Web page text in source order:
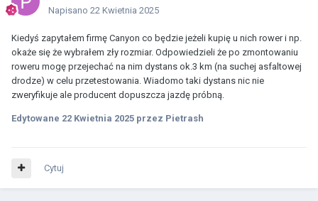
Napisano 22 Kwietnia 2025
Kiedyś zapytałem firmę Canyon co będzie jeżeli kupię u nich rower i np.
okaże się że wybrałem zły rozmiar. Odpowiedzieli że po zmontowaniu
roweru mogę przejechać na nim dystans ok.3 km (na suchej asfaltowej
drodze) w celu przetestowania. Wiadomo taki dystans nic nie
zweryfikuje ale producent dopuszcza jazdę próbną.
Edytowane 22 Kwietnia 2025 przez Pietrash
Cytuj